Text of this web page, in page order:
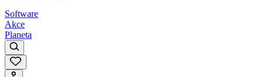
Software
Akce
Planeta